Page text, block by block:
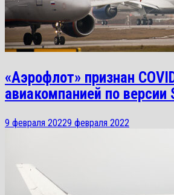
«Аэрофлот» признан
авиакомпанией по версии
9 февраля 20229 февраля 2022